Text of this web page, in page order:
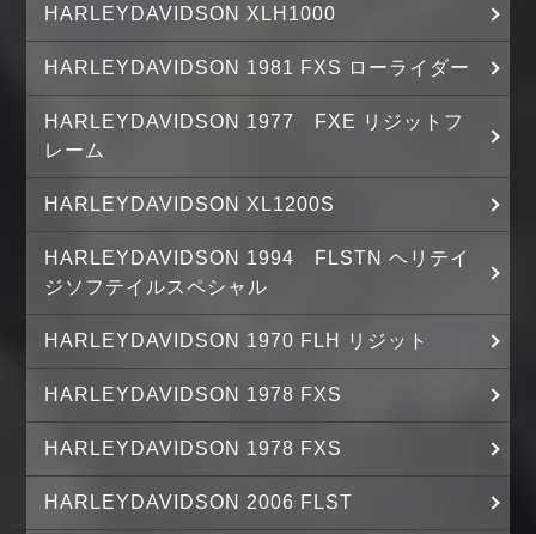
HARLEYDAVIDSON XLH1000
HARLEYDAVIDSON 1981 FXS ローライダー
HARLEYDAVIDSON 1977 FXE リジットフ
レーム
HARLEYDAVIDSON XL1200S
HARLEYDAVIDSON 1994 FLSTN ヘリテイ
ジソフテイルスペシャル
HARLEYDAVIDSON 1970 FLH リジット
HARLEYDAVIDSON 1978 FXS
HARLEYDAVIDSON 1978 FXS
HARLEYDAVIDSON 2006 FLST